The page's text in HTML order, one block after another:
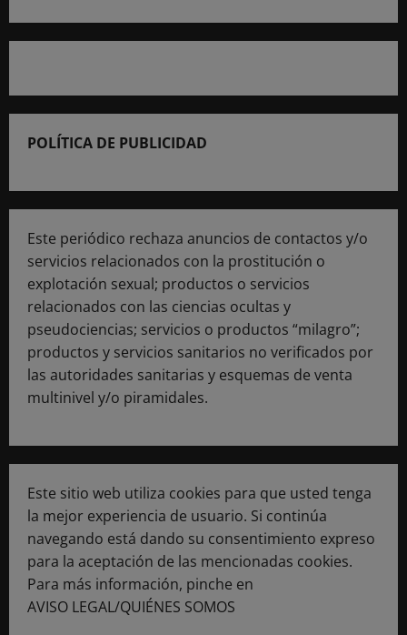
POLÍTICA DE PUBLICIDAD
Este periódico rechaza anuncios de contactos y/o
servicios relacionados con la prostitución o
explotación sexual; productos o servicios
relacionados con las ciencias ocultas y
pseudociencias; servicios o productos “milagro”;
productos y servicios sanitarios no verificados por
las autoridades sanitarias y esquemas de venta
multinivel y/o piramidales.
Este sitio web utiliza cookies para que usted tenga
la mejor experiencia de usuario. Si continúa
navegando está dando su consentimiento expreso
para la aceptación de las mencionadas cookies.
Para más información, pinche en
AVISO LEGAL/QUIÉNES SOMOS